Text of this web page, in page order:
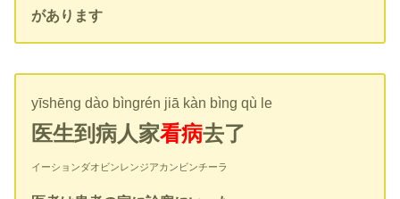
があります
yīshēng dào bìngrén jiā kàn bìng qù le
医生到病人家看病去了
イーションダオビンレンジアカンビンチーラ